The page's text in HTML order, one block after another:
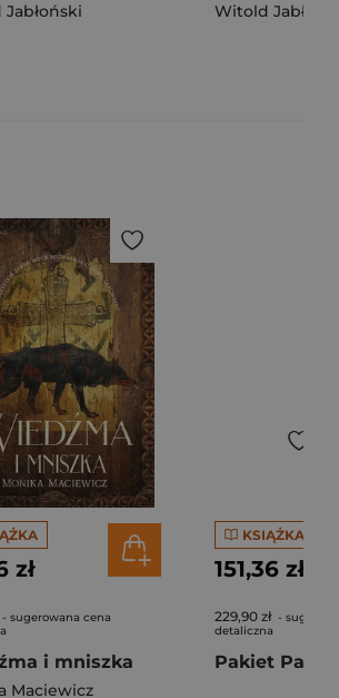
Witold
zł
- sugerowana cena
i mniszka
Maciewicz
KSIĄŻKA
151,36 zł
229,90 zł -
detaliczna